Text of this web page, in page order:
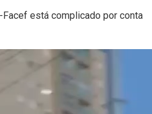
Facef está complicado por conta